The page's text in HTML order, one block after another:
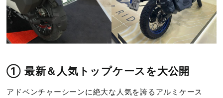
① 最新＆人気トップケースを大公開
アドベンチャーシーンに絶大な人気を誇るアルミケース